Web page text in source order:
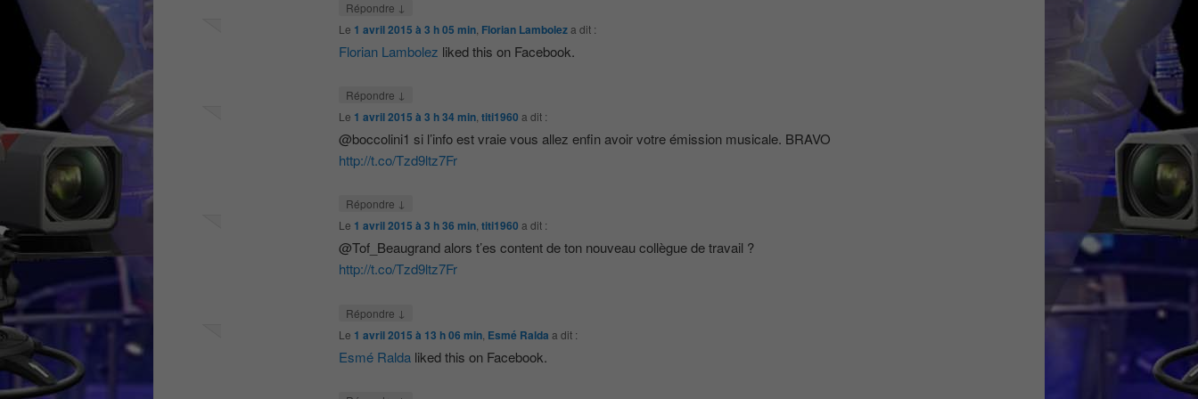
Répondre ↓
Le 1 avril 2015 à 3 h 05 min, Florian Lamboleza dit :
Florian Lambolez liked this on Facebook.
Répondre ↓
Le 1 avril 2015 à 3 h 34 min, titi1960 a dit :
@boccolini1 si l’info est vraie vous allez enfin avoir votre émission musicale. BRAVO
http://t.co/Tzd9ltz7Fr
Répondre ↓
Le 1 avril 2015 à 3 h 36 min, titi1960 a dit :
@Tof_Beaugrand alors t’es content de ton nouveau collègue de travail ?
http://t.co/Tzd9ltz7Fr
Répondre ↓
Le 1 avril 2015 à 13 h 06 min, Esmé Ralda a dit :
Esmé Raldaliked this on Facebook.